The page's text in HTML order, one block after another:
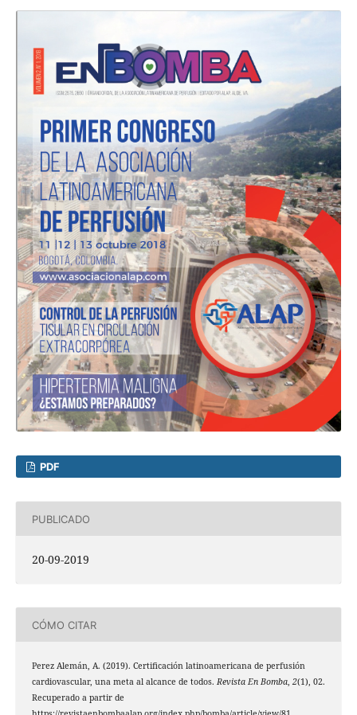
PDF
PUBLICADO
20-09-2019
CÓMO CITAR
Perez Alemán, A. (2019). Certificación latinoamericana de perfusión
cardiovascular, una meta al alcance de todos. Revista En Bomba, 2(1), 02.
Recuperado a partir de